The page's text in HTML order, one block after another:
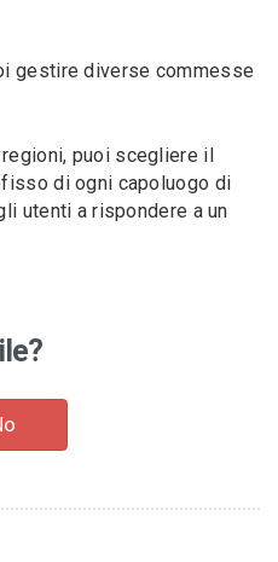
gestire diverse commesse
puoi scegliere il
di ogni capoluogo di
utenti a rispondere a un